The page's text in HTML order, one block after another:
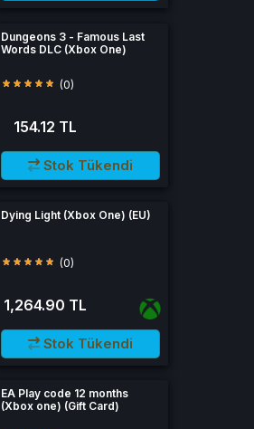
Dungeons 3 - Famous Last
Words DLC (Xbox One)
(0)
154.12 TL
Stok Tükendi
Dying Light (Xbox One) (EU)
(0)
1,264.90 TL
Stok Tükendi
EA Play code 12 months
(Xbox one) (Gift Card)